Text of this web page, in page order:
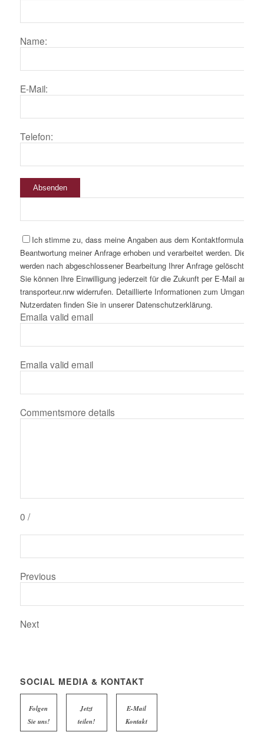
Name:
E-Mail:
Telefon:
Absenden
Ich stimme zu, dass meine Angaben aus dem Kontaktformular zur
Beantwortung meiner Anfrage erhoben und verarbeitet werden. Die
werden nach abgeschlossener Bearbeitung Ihrer Anfrage gelöscht.
Sie können Ihre Einwilligung jederzeit für die Zukunft per E-Mail an
transporteur.nrw widerrufen. Detaillierte Informationen zum Umgang mit
Nutzerdaten finden Sie in unserer Datenschutzerklärung.
Emaila valid email
Emaila valid email
Commentsmore details
0 /
Previous
Next
SOCIAL MEDIA & KONTAKT
Folgen
Sie uns!
Jetzt
teilen!
E-Mail
Kontakt